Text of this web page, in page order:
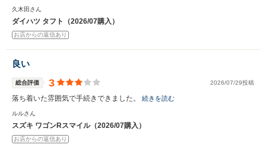
久木田さん
ダイハツ タフト（2026/07購入）
お店からの返信あり
良い
総合評価 3 2026/07/29投稿
落ち着いた雰囲気で手続きできました。 続きを読む
ルルさん
スズキ ワゴンRスマイル（2026/07購入）
お店からの返信あり